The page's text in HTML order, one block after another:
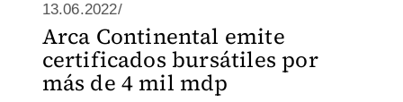
13.06.2022/
Arca Continental emite
certificados bursátiles por
más de 4 mil mdp